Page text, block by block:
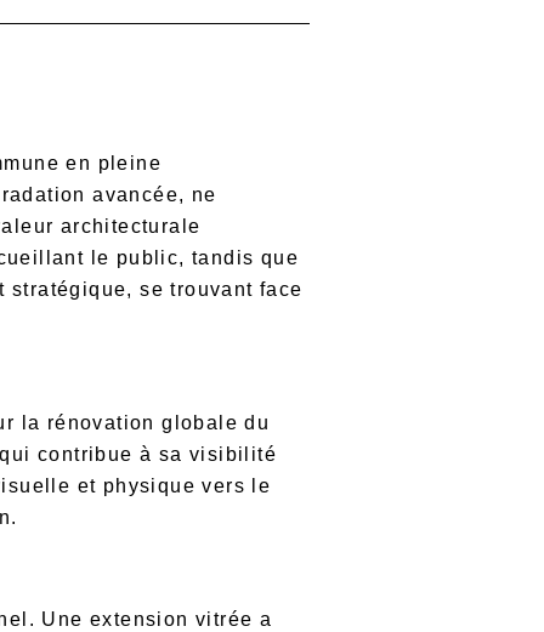
en pleine
avancée, ne
architecturale
le public, tandis que
stratégique, se trouvant face
la rénovation globale du
contribue à sa visibilité
et physique vers le
Une extension vitrée a